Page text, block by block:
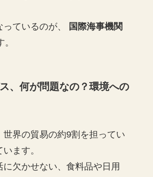
ているのが、
国際海事機関
。
、何が問題なの？環境への
世界の貿易の約9割を担ってい
ます。
に欠かせない、食料品や日用